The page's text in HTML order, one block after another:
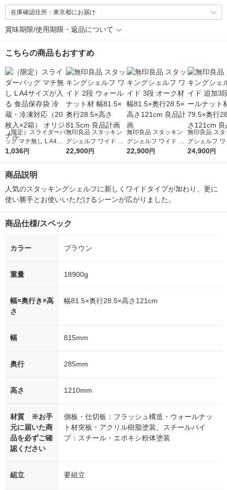
在庫確認住所：東京都にお届け
賞味期限/使用期限・返品について
こちらの商品もおすすめ
（限定）スライダーバ
ッグ マチ無し L A4サ
イズが入る 食品保存
ル
1,036円
無印良品 スタッキン
グシェルフ ワイド 2
段 ウォールナット材
22,900円
無印良品 スタッキン
グシェルフ ワイド 3
段 オーク材 幅81.5×
22,900円
無印良品 スタ
グシェルフ
加3段 ウォー
24,900円
商品説明
人気のスタッキングシェルフに新しくワイドタイプが加わり、更に
使い勝手とお使いいただけるシーンが広がりました。
商品仕様/スペック
カラー ブラウン
重量 18900g
幅×奥行き×高
さ
幅81.5×奥行28.5×高さ121cm
幅 815mm
奥行 285mm
高さ 1210mm
材質 ※お手
元に届いた商
品を必ずご確
認ください
側板・仕切板：フラッシュ構造・ウォールナッ
ト材突板・アクリル樹脂塗装、スチールパイ
プ：スチール・エポキシ粉体塗装
組立 要組立